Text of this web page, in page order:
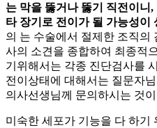
는 막을 뚫거나 뚫기 직전이니,
타 장기로 전이가 될 가능성이
의 는 수술에서 절제한 조직의
사의 소견을 종합하여 최종적
기위해서는 각종 진단검사를
전이상태에 대해서는 질문자
의사선생님께 문의하시는 것
미숙한 세포가 기능을 다 하기